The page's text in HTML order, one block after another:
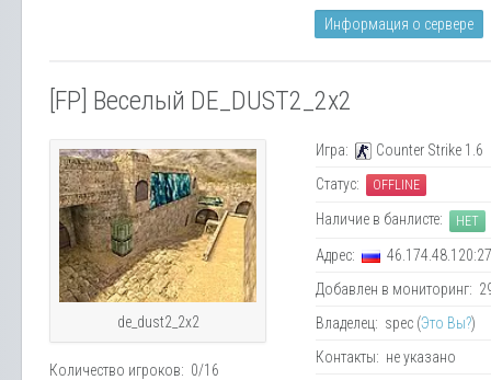
Информация о сервере
[FP] Веселый DE_DUST2_2x2
de_dust2_2x2
Количество игроков: 0/16
Игра:
Counter Strike 1.6
Статус:
OFFLINE
Наличие в банлисте: НЕТ
Адрес:
Добавлен в мониторинг:
Владелец: spec (Это Вы?)
Контакты: не указано